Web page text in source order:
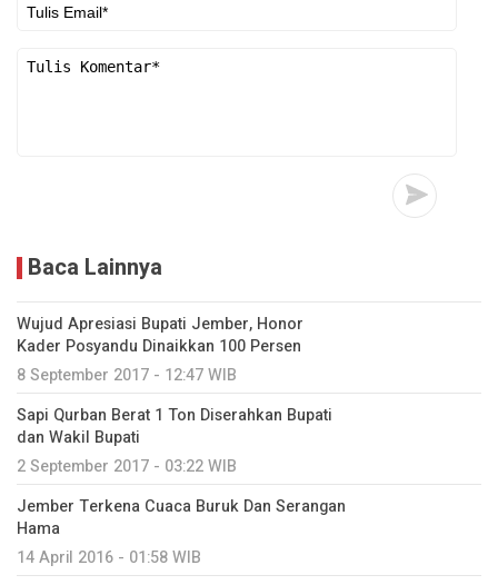
Baca Lainnya
Wujud Apresiasi Bupati Jember, Honor
Kader Posyandu Dinaikkan 100 Persen
8 September 2017 - 12:47 WIB
Sapi Qurban Berat 1 Ton Diserahkan Bupati
dan Wakil Bupati
2 September 2017 - 03:22 WIB
Jember Terkena Cuaca Buruk Dan Serangan
Hama
14 April 2016 - 01:58 WIB